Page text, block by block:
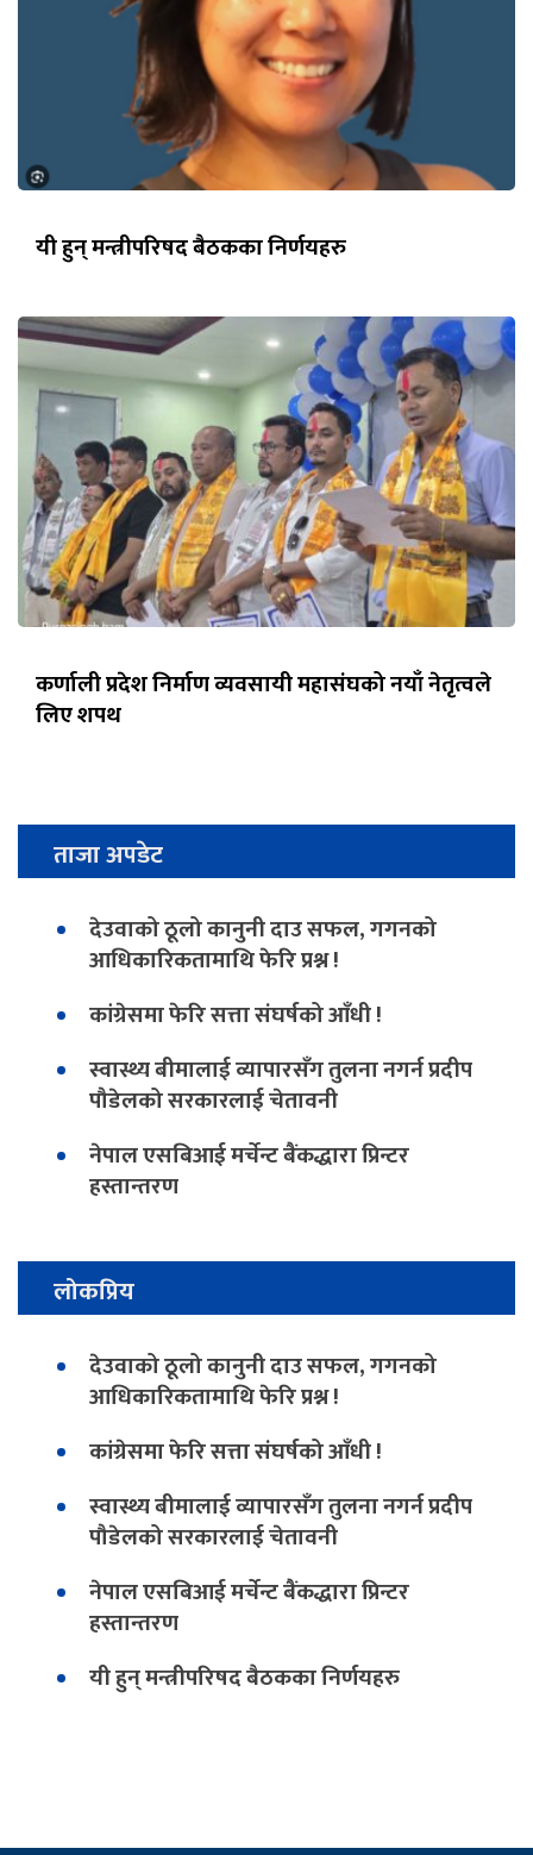
यी हुन् मन्त्रीपरिषद बैठकका निर्णयहरु
कर्णाली प्रदेश निर्माण व्यवसायी महासंघको नयाँ नेतृत्वले
लिए शपथ
ताजा अपडेट
देउवाको ठूलो कानुनी दाउ सफल, गगनको
आधिकारिकतामाथि फेरि प्रश्न !
कांग्रेसमा फेरि सत्ता संघर्षको आँधी !
स्वास्थ्य बीमालाई व्यापारसँग तुलना नगर्न प्रदीप
पौडेलको सरकारलाई चेतावनी
नेपाल एसबिआई मर्चेन्ट बैंकद्धारा प्रिन्टर
हस्तान्तरण
लोकप्रिय
देउवाको ठूलो कानुनी दाउ सफल, गगनको
आधिकारिकतामाथि फेरि प्रश्न !
कांग्रेसमा फेरि सत्ता संघर्षको आँधी !
स्वास्थ्य बीमालाई व्यापारसँग तुलना नगर्न प्रदीप
पौडेलको सरकारलाई चेतावनी
नेपाल एसबिआई मर्चेन्ट बैंकद्धारा प्रिन्टर
हस्तान्तरण
यी हुन् मन्त्रीपरिषद बैठकका निर्णयहरु